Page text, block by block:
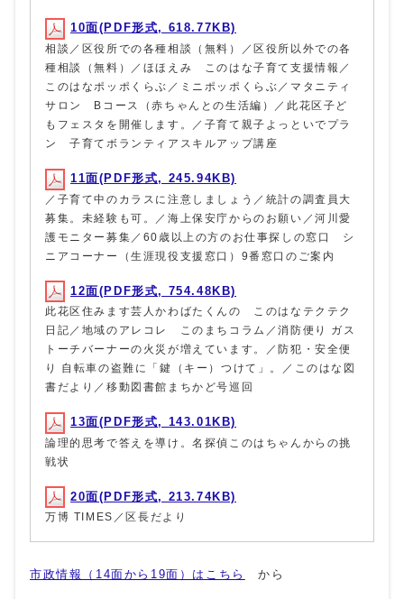
10面(PDF形式, 618.77KB)
相談／区役所での各種相談（無料）／区役所以外での各
種相談（無料）／ほほえみ このはな子育て支援情報／
このはなポッポくらぶ／ミニポッポくらぶ／マタニティ
サロン Bコース（赤ちゃんとの生活編）／此花区子ど
もフェスタを開催します。／子育て親子よっといでプラ
ン 子育てボランティアスキルアップ講座
11面(PDF形式, 245.94KB)
／子育て中のカラスに注意しましょう／統計の調査員大
募集。未経験も可。／海上保安庁からのお願い／河川愛
護モニター募集／60歳以上の方のお仕事探しの窓口 シ
ニアコーナー（生涯現役支援窓口）9番窓口のご案内
12面(PDF形式, 754.48KB)
此花区住みます芸人かわばたくんの このはなテクテク
日記／地域のアレコレ このまちコラム／消防便り ガス
トーチバーナーの火災が増えています。／防犯・安全便
り 自転車の盗難に「鍵（キー）つけて」。／このはな図
書だより／移動図書館まちかど号巡回
13面(PDF形式, 143.01KB)
論理的思考で答えを導け。名探偵このはちゃんからの挑
戦状
20面(PDF形式, 213.74KB)
万博 TIMES／区長だより
市政情報（14面から19面）はこちら から